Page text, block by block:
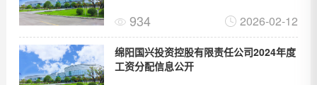
934 2026-02-12
绵阳国兴投资控股有限责任公司2024年度
工资分配信息公开